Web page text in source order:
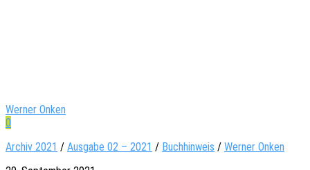
Werner Onken
0
Archiv 2021 / Ausgabe 02 – 2021 / Buchhinweis / Werner Onken